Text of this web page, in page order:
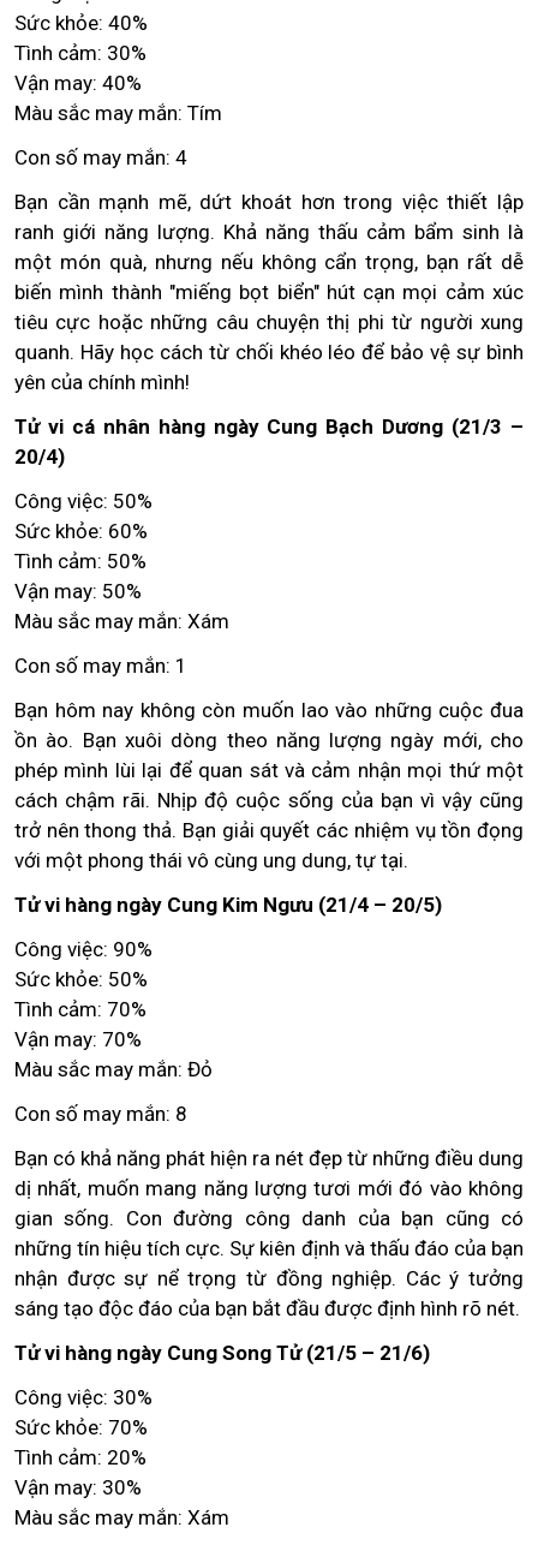
Sức khỏe: 40%
Tình cảm: 30%
Vận may: 40%
Màu sắc may mắn: Tím
Con số may mắn: 4
Bạn cần mạnh mẽ, dứt khoát hơn trong việc thiết lập
ranh giới năng lượng. Khả năng thấu cảm bẩm sinh là
một món quà, nhưng nếu không cẩn trọng, bạn rất dễ
biến mình thành "miếng bọt biển" hút cạn mọi cảm xúc
tiêu cực hoặc những câu chuyện thị phi từ người xung
quanh. Hãy học cách từ chối khéo léo để bảo vệ sự bình
yên của chính mình!
Tử vi cá nhân hàng ngày Cung Bạch Dương (21/3 –
20/4)
Công việc: 50%
Sức khỏe: 60%
Tình cảm: 50%
Vận may: 50%
Màu sắc may mắn: Xám
Con số may mắn: 1
Bạn hôm nay không còn muốn lao vào những cuộc đua
ồn ào. Bạn xuôi dòng theo năng lượng ngày mới, cho
phép mình lùi lại để quan sát và cảm nhận mọi thứ một
cách chậm rãi. Nhịp độ cuộc sống của bạn vì vậy cũng
trở nên thong thả. Bạn giải quyết các nhiệm vụ tồn đọng
với một phong thái vô cùng ung dung, tự tại.
Tử vi hàng ngày Cung Kim Ngưu (21/4 – 20/5)
Công việc: 90%
Sức khỏe: 50%
Tình cảm: 70%
Vận may: 70%
Màu sắc may mắn: Đỏ
Con số may mắn: 8
Bạn có khả năng phát hiện ra nét đẹp từ những điều dung
dị nhất, muốn mang năng lượng tươi mới đó vào không
gian sống. Con đường công danh của bạn cũng có
những tín hiệu tích cực. Sự kiên định và thấu đáo của bạn
nhận được sự nể trọng từ đồng nghiệp. Các ý tưởng
sáng tạo độc đáo của bạn bắt đầu được định hình rõ nét.
Tử vi hàng ngày Cung Song Tử (21/5 – 21/6)
Công việc: 30%
Sức khỏe: 70%
Tình cảm: 20%
Vận may: 30%
Màu sắc may mắn: Xám